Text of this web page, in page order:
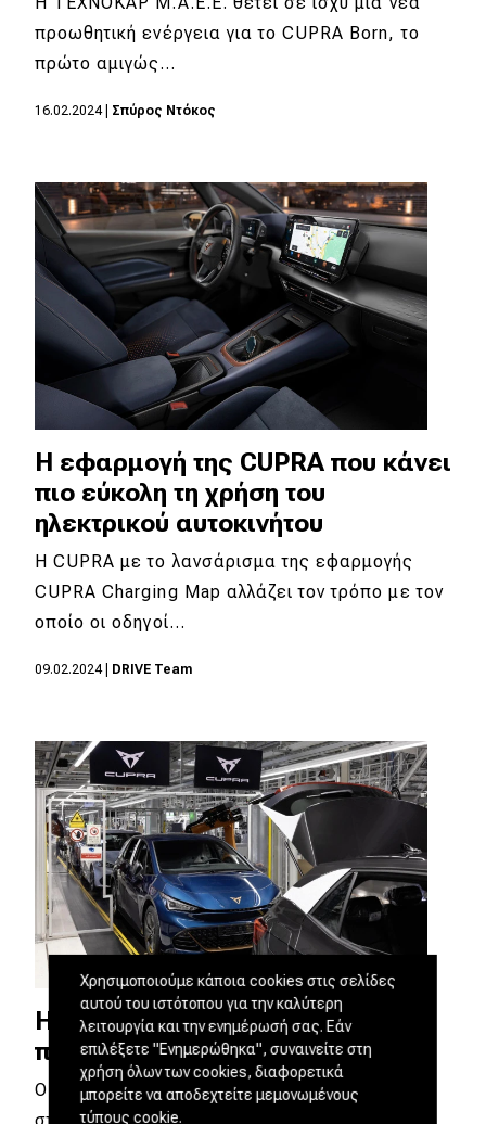
προωθητική ενέργεια για το CUPRA Born, το
πρώτο αμιγώς…
16.02.2024| Σπύρος Ντόκος
Η εφαρμογή της CUPRA που κάνει
πιο εύκολη τη χρήση του
ηλεκτρικού αυτοκινήτου
Η CUPRA με το λανσάρισμα της εφαρμογής
CUPRA Charging Map αλλάζει τον τρόπο με τον
οποίο οι οδηγοί…
09.02.2024| DRIVE Team
Η Volkswagen αναστέλλει την
παραγωγή δύο ηλεκτρικών
Ο Όμιλος Volkswagen αναγκάζεται να
Χρησιμοποιούμε κάποια cookies στις σελίδες
αυτού του ιστότοπου για την καλύτερη
λειτουργία και την ενημέρωσή σας. Εάν
επιλέξετε "Ενημερώθηκα", συναινείτε στη
χρήση όλων των cookies, διαφορετικά
μπορείτε να αποδεχτείτε μεμονωμένους
τύπους cookie.